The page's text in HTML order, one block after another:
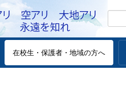
在校生・保護者・地域の方へ